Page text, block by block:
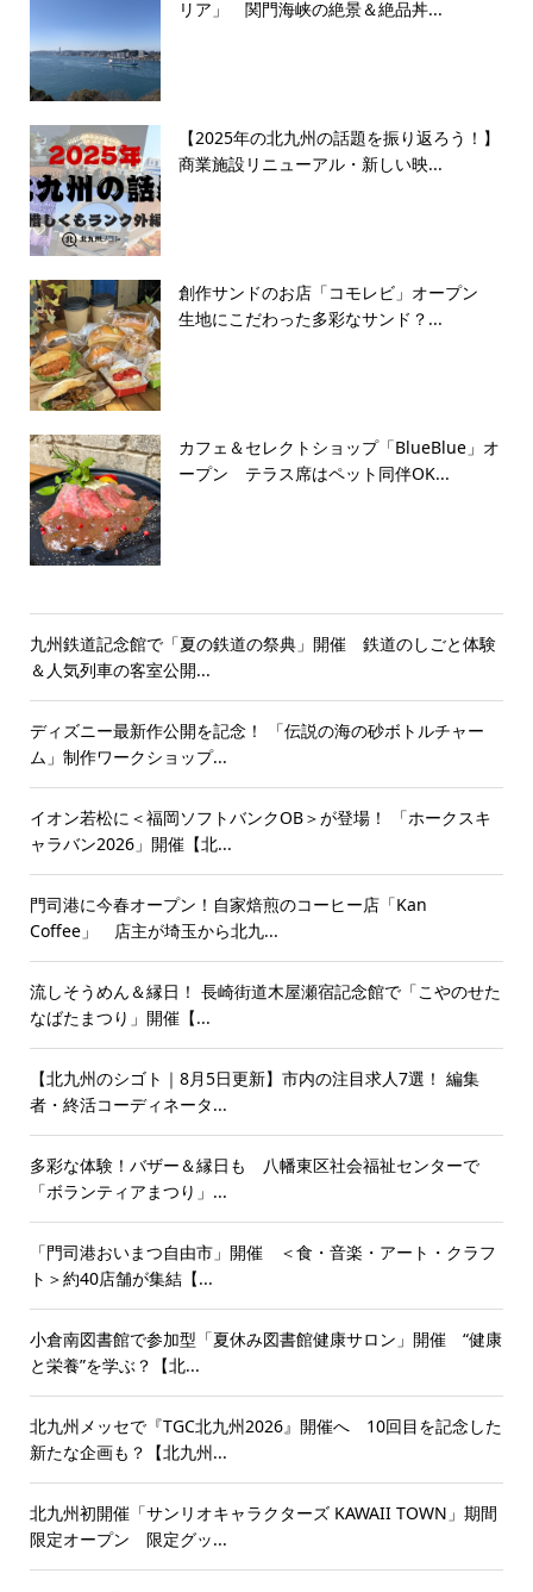
リア」 関門海峡の絶景＆絶品丼...
【2025年の北九州の話題を振り返ろう！】
商業施設リニューアル・新しい映...
創作サンドのお店「コモレビ」オープン
生地にこだわった多彩なサンド？...
カフェ＆セレクトショップ「BlueBlue」オ
ープン テラス席はペット同伴OK...
九州鉄道記念館で「夏の鉄道の祭典」開催 鉄道のしごと体験
＆人気列車の客室公開...
ディズニー最新作公開を記念！ 「伝説の海の砂ボトルチャー
ム」制作ワークショップ...
イオン若松に＜福岡ソフトバンクOB＞が登場！ 「ホークスキ
ャラバン2026」開催【北...
門司港に今春オープン！自家焙煎のコーヒー店「Kan
Coffee」 店主が埼玉から北九...
流しそうめん＆縁日！ 長崎街道木屋瀬宿記念館で「こやのせた
なばたまつり」開催【...
【北九州のシゴト｜8月5日更新】市内の注目求人7選！ 編集
者・終活コーディネータ...
多彩な体験！バザー＆縁日も 八幡東区社会福祉センターで
「ボランティアまつり」...
「門司港おいまつ自由市」開催 ＜食・音楽・アート・クラフ
ト＞約40店舗が集結【...
小倉南図書館で参加型「夏休み図書館健康サロン」開催 “健康
と栄養”を学ぶ？【北...
北九州メッセで『TGC北九州2026』開催へ 10回目を記念した
新たな企画も？【北九州...
北九州初開催「サンリオキャラクターズ KAWAII TOWN」期間
限定オープン 限定グッ...